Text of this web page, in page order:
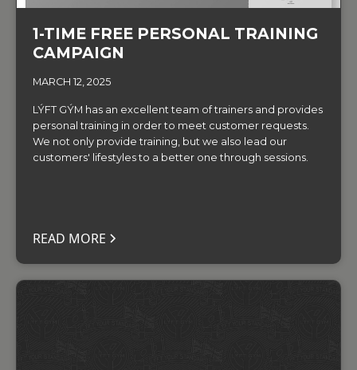
1-TIME FREE PERSONAL TRAINING
CAMPAIGN
MARCH 12, 2025
LÝFT GÝM has an excellent team of trainers and provides
personal training in order to meet customer requests.
We not only provide training, but we also lead our
customers' lifestyles to a better one through sessions.
READ MORE